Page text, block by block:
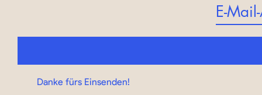
Danke fürs Einsenden!